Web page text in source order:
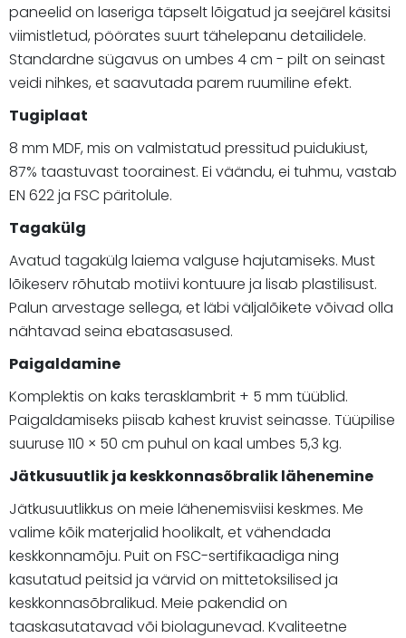
paneelid on laseriga täpselt lõigatud ja seejärel käsitsi
viimistletud, pöörates suurt tähelepanu detailidele.
Standardne sügavus on umbes 4 cm - pilt on seinast
veidi nihkes, et saavutada parem ruumiline efekt.
Tugiplaat
8 mm MDF, mis on valmistatud pressitud puidukiust,
87% taastuvast toorainest. Ei väändu, ei tuhmu, vastab
EN 622 ja FSC päritolule.
Tagakülg
Avatud tagakülg laiema valguse hajutamiseks. Must
lõikeserv rõhutab motiivi kontuure ja lisab plastilisust.
Palun arvestage sellega, et läbi väljalõikete võivad olla
nähtavad seina ebatasasused.
Paigaldamine
Komplektis on kaks terasklambrit + 5 mm tüüblid.
Paigaldamiseks piisab kahest kruvist seinasse. Tüüpilise
suuruse 110 × 50 cm puhul on kaal umbes 5,3 kg.
Jätkusuutlik ja keskkonnasõbralik lähenemine
Jätkusuutlikkus on meie lähenemisviisi keskmes. Me
valime kõik materjalid hoolikalt, et vähendada
keskkonnamõju. Puit on FSC-sertifikaadiga ning
kasutatud peitsid ja värvid on mittetoksilised ja
keskkonnasõbralikud. Meie pakendid on
taaskasutatavad või biolagunevad. Kvaliteetne